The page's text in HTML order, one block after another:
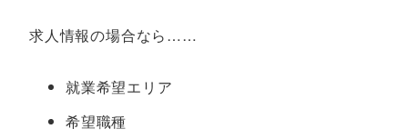
求人情報の場合なら……
就業希望エリア
希望職種